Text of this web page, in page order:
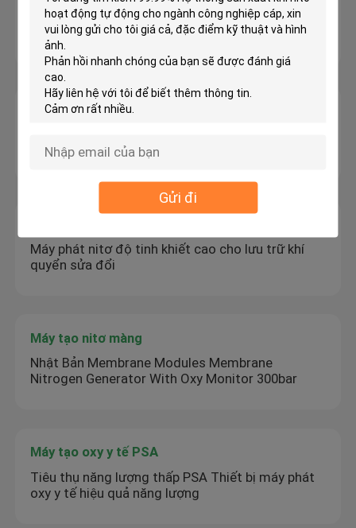
Gửi đi
Hệ thống tạo khí oxy hiệu quả năng lượng, nguồn
điện 230V
Máy tạo khí nitơ PSA
cuộn lạnh
Máy phát nitơ độ tinh khiết cao cho lưu trữ khí
quyển sửa đổi
Máy tạo nitơ màng
Nhật Bản Membrane Modules Membrane
Nitrogen Generator With Oxy Monitor 300bar
Máy tạo oxy y tế PSA
Tiêu thụ năng lượng thấp PSA Thiết bị máy phát
oxy y tế hiệu quả năng lượng